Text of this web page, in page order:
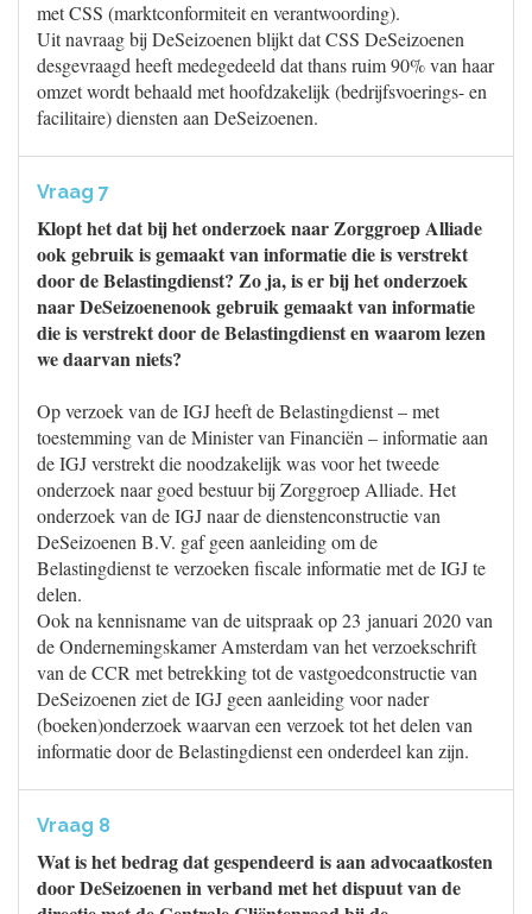
met CSS (marktconformiteit en verantwoording).
Uit navraag bij DeSeizoenen blijkt dat CSS DeSeizoenen
desgevraagd heeft medegedeeld dat thans ruim 90% van haar
omzet wordt behaald met hoofdzakelijk (bedrijfsvoerings- en
facilitaire) diensten aan DeSeizoenen.
Vraag 7
Klopt het dat bij het onderzoek naar Zorggroep Alliade
ook gebruik is gemaakt van informatie die is verstrekt
door de Belastingdienst? Zo ja, is er bij het onderzoek
naar DeSeizoenenook gebruik gemaakt van informatie
die is verstrekt door de Belastingdienst en waarom lezen
we daarvan niets?
Op verzoek van de IGJ heeft de Belastingdienst – met
toestemming van de Minister van Financiën – informatie aan
de IGJ verstrekt die noodzakelijk was voor het tweede
onderzoek naar goed bestuur bij Zorggroep Alliade. Het
onderzoek van de IGJ naar de dienstenconstructie van
DeSeizoenen B.V. gaf geen aanleiding om de
Belastingdienst te verzoeken fiscale informatie met de IGJ te
delen.
Ook na kennisname van de uitspraak op 23 januari 2020 van
de Ondernemingskamer Amsterdam van het verzoekschrift
van de CCR met betrekking tot de vastgoedconstructie van
DeSeizoenen ziet de IGJ geen aanleiding voor nader
(boeken)onderzoek waarvan een verzoek tot het delen van
informatie door de Belastingdienst een onderdeel kan zijn.
Vraag 8
Wat is het bedrag dat gespendeerd is aan advocaatkosten
door DeSeizoenen in verband met het dispuut van de